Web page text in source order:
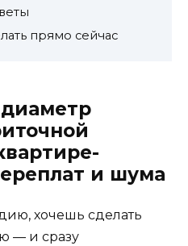
прямо сейчас
и шума
хочешь сделать
— и сразу